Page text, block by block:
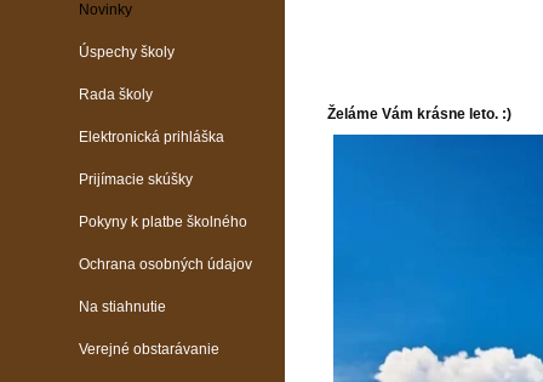
Novinky
Úspechy školy
Rada školy
Elektronická prihláška
Prijímacie skúšky
Pokyny k platbe školného
Ochrana osobných údajov
Na stiahnutie
Verejné obstarávanie
Želáme Vám krásne leto. :)